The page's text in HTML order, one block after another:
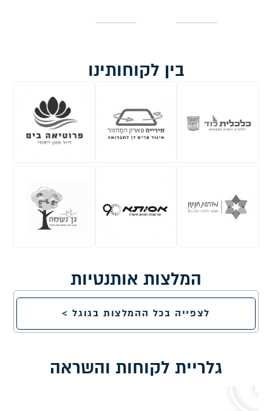
בין לקוחותינו
המלצות אותנטיות
לצפייה בכל ההמלצות בגוגל >
גלריית לקוחות והשראה